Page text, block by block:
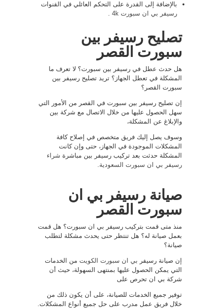
بالإضافة إلى القدرة على التحكم العائلي في القنوات
رسيفر بي ان سبورت 4k
تصليح رسيفر بين
سبورت القصر
هل حدث عطل في رسيفر بين سبورت؟ لا تعرف ما
المشكلة في تعطل الجهاز؟ تريد تصليح رسيفر بين
سبورت القصر؟
إن تصليح رسيفر بين سبورت في القصر من الأمور التي
سهل الحصول عليها من خلال الاتصال مع شركة بين
والإبلاغ عن المشكلة،
وسوف يصل إليك فريق متخصص في إصلاح كافة
المشكلات الموجودة في الجهاز، حتى وإن كانت
المشكلة حدثت بعد تركيب رسيفر بين مباشرة شراء
رسيفر بي ان سبورت السعودية
صيانة رسيفر بي ان
سبورت القصر
منذ متى قمت بتركيب رسيفر بي ان سبورت؟ هل قمت
بعمل صيانة له؟ هل تنتظر حتى يحدث مشكلة لتطلب
صيانة؟
إن صيانة رسيفر بي ان سبورت الكويت من الخدمات
التي يمكن الحصول عليها بمنتهى السهولة، حيث أن
شركة بي ان تحرص على
توفير جميع الخدمات للصيانة، على أن يكون ذلك من
خلال فريق عمل مدرب على حل جميع أنواع المشكلات.